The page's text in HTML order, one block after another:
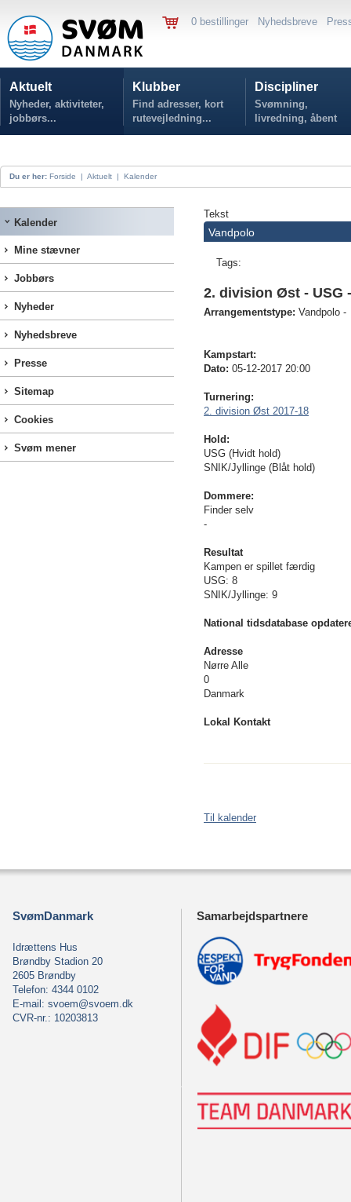
0 bestillinger Nyhedsbreve
Aktuelt
Nyheder, aktiviteter,
jobbørs...
Klubber
Find adresser, kort
rutevejledning...
Discipliner
Svømning,
livredning, åbent
vand...
Du er her: Forside | Aktuelt | Kalender
Kalender
Mine stævner
Jobbørs
Nyheder
Nyhedsbreve
Presse
Sitemap
Cookies
Svøm mener
Tekst
Vandpolo
Tags:
2. division Øst - USG
Arrangementstype: Vandpolo -
Kampstart:
Dato: 05-12-2017 20:00
Turnering:
2. division Øst 2017-18
Hold:
USG (Hvidt hold)
SNIK/Jyllinge (Blåt hold)
Dommere:
Finder selv
-
Resultat
Kampen er spillet færdig
USG: 8
SNIK/Jyllinge: 9
National tidsdatabase
Adresse
Nørre Alle
0
Danmark
Lokal Kontakt
Til kalender
SvømDanmark
Idrættens Hus
Brøndby Stadion 20
2605 Brøndby
Telefon: 4344 0102
E-mail: svoem@svoem.dk
CVR-nr.: 10203813
Samarbejdspartnere